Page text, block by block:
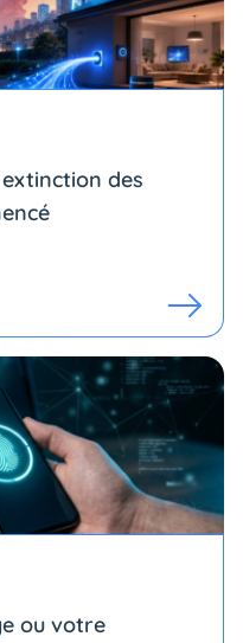
extinction des
ou votre